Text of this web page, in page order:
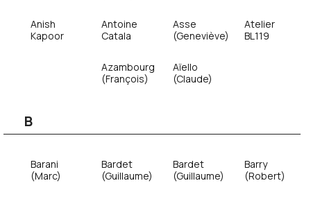
Anish
Kapoor
Antoine
Catala
Asse
(Geneviève)
Atelier
BL119
Azambourg
(François)
Aïello
(Claude)
B
Barani
(Marc)
Bardet
(Guillaume)
Bardet
(Guillaume)
Barry
(Robert)